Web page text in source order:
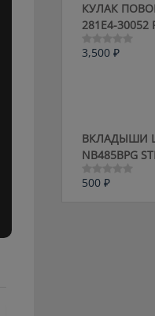
КУЛАК
281E4-30052
Оценка
3,500 ₽
ВКЛАДЫШИ
NB485BPG
Оценка
500 ₽